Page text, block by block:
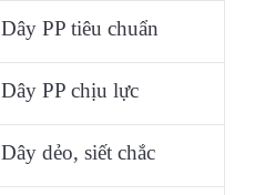
Dây PP tiêu chuẩn
Dây PP chịu lực
Dây dẻo, siết chắc